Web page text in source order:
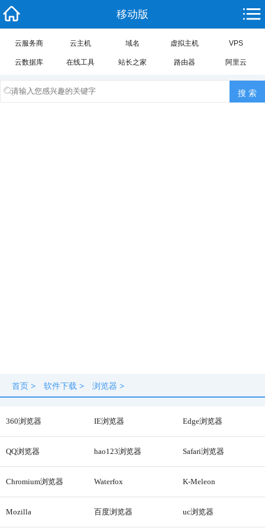
移动版
云服务商 云主机 域名 虚拟主机 VPS
云数据库 在线工具 站长之家 路由器 阿里云
首页 > 软件下载 > 浏览器 >
360浏览器 IE浏览器 Edge浏览器
QQ浏览器 hao123浏览器 Safari浏览器
Chromium浏览器 Waterfox K-Meleon
Mozilla 百度浏览器 uc浏览器